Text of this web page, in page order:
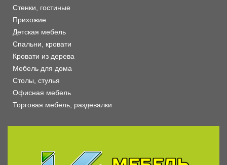
Стенки, гостиные
Прихожие
Детская мебель
Спальни, кровати
Кровати из дерева
Мебель для дома
Столы, стулья
Офисная мебель
Торговая мебель, раздевалки